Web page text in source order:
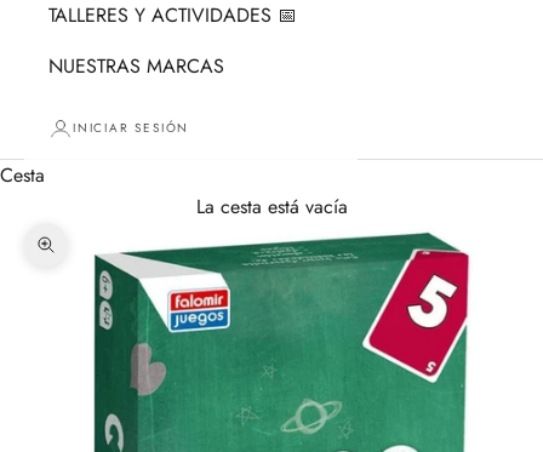
TALLERES Y ACTIVIDADES 📅
NUESTRAS MARCAS
INICIAR SESIÓN
Cesta
La cesta está vacía
Zoom